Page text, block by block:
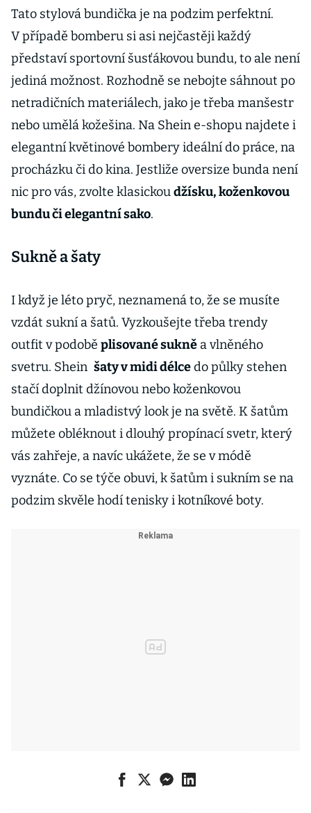
Tato stylová bundička je na podzim perfektní.
V případě bomberu si asi nejčastěji každý
představí sportovní šusťákovou bundu, to ale není
jediná možnost. Rozhodně se nebojte sáhnout po
netradičních materiálech, jako je třeba manšestr
nebo umělá kožešina. Na Shein e-shopu najdete i
elegantní květinové bombery ideální do práce, na
procházku či do kina. Jestliže oversize bunda není
nic pro vás, zvolte klasickoudžísku, koženkovou
bundu či elegantní sako.
Sukně a šaty
I když je léto pryč, neznamená to, že se musíte
vzdát sukní a šatů. Vyzkoušejte třeba trendy
outfit v podobě plisované sukně a vlněného
svetru. Shein šaty v midi délcedo půlky stehen
stačí doplnit džínovou nebo koženkovou
bundičkou a mladistvý look je na světě. K šatům
můžete obléknout i dlouhý propínací svetr, který
vás zahřeje, a navíc ukážete, že se v módě
vyznáte. Co se týče obuvi, k šatům i sukním se na
podzim skvěle hodí tenisky i kotníkové boty.